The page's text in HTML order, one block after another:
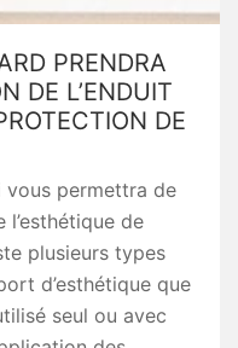
PRENDRA
DE L’ENDUIT
DE
vous permettra de
de
plusieurs types
d’esthétique que
seul ou avec